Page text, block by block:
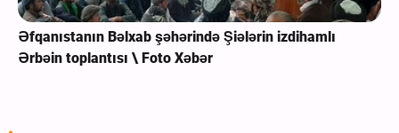
Əfqanıstanın Bəlxab şəhərində Şiələrin izdihamlı
Ərbəin toplantısı \ Foto Xəbər